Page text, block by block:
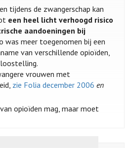
tijdens de zwangerschap kan
een heel licht verhoogd risico
aandoeningen bij
was meer toegenomen bij een
van verschillende opioïden,
vrouwen met
zie Folia december 2006 en
opioïden mag, maar moet